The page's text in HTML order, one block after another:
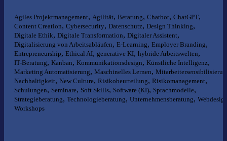
Agiles Projektmanagement, Agilität, Beratung, Chatbot, ChatGPT,
Content Creation, Cybersecurity, Datenschutz, Design Thinking,
Digitale Ethik, Digitale Transformation, Digitaler Assistent,
Digitalisierung von Arbeitsabläufen, E-Learning, Employer Branding,
Entrepreneurship, Ethical AI, generative KI, hybride Arbeitswelten,
IT-Beratung, Kanban, Kommunikationsdesign, Künstliche Intelligenz,
Marketing Automatisierung, Maschinelles Lernen,
Nachhaltigkeit, New Culture, Risikobeurteilung, Risikomanagement,
Schulungen, Seminare, Soft Skills, Software (KI), Sprachmodelle,
Strategieberatung, Technologieberatung, Unternehmensberatung,
Workshops